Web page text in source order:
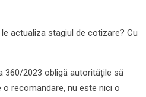
actualiza stagiul de cotizare? Cu
360/2023 obligă autoritățile să
recomandare, nu este nici o